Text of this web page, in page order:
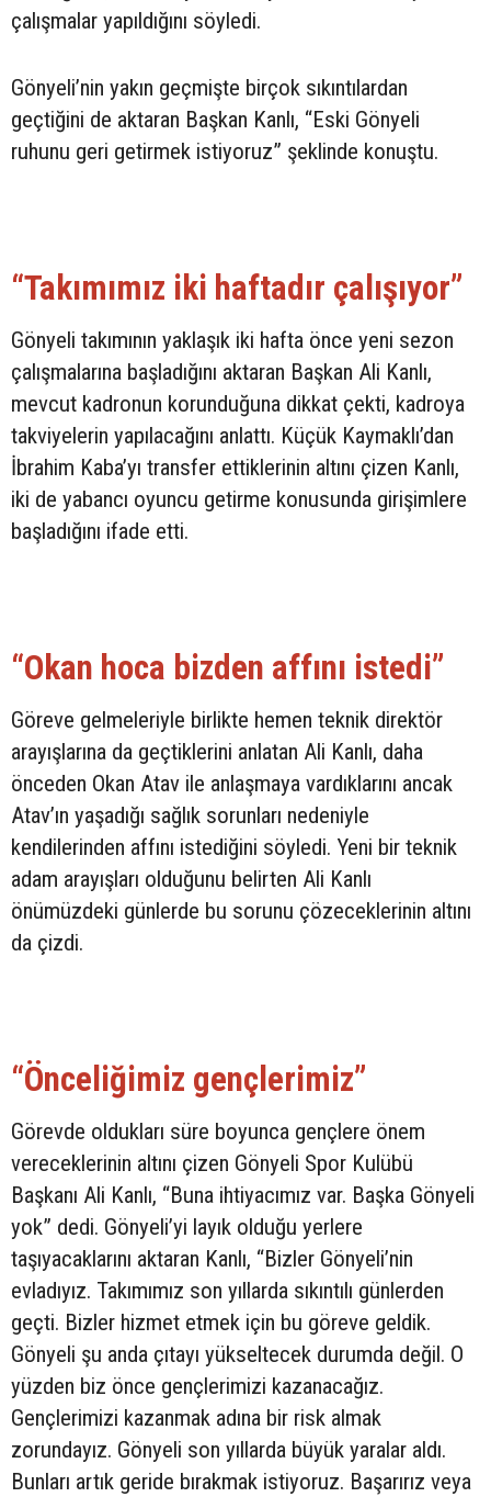
çalışmalar yapıldığını söyledi.
Gönyeli’nin yakın geçmişte birçok sıkıntılardan
geçtiğini de aktaran Başkan Kanlı, “Eski Gönyeli
ruhunu geri getirmek istiyoruz” şeklinde konuştu.
“Takımımız iki haftadır çalışıyor”
Gönyeli takımının yaklaşık iki hafta önce yeni sezon
çalışmalarına başladığını aktaran Başkan Ali Kanlı,
mevcut kadronun korunduğuna dikkat çekti, kadroya
takviyelerin yapılacağını anlattı. Küçük Kaymaklı’dan
İbrahim Kaba’yı transfer ettiklerinin altını çizen Kanlı,
iki de yabancı oyuncu getirme konusunda girişimlere
başladığını ifade etti.
“Okan hoca bizden affını istedi”
Göreve gelmeleriyle birlikte hemen teknik direktör
arayışlarına da geçtiklerini anlatan Ali Kanlı, daha
önceden Okan Atav ile anlaşmaya vardıklarını ancak
Atav’ın yaşadığı sağlık sorunları nedeniyle
kendilerinden affını istediğini söyledi. Yeni bir teknik
adam arayışları olduğunu belirten Ali Kanlı
önümüzdeki günlerde bu sorunu çözeceklerinin altını
da çizdi.
“Önceliğimiz gençlerimiz”
Görevde oldukları süre boyunca gençlere önem
vereceklerinin altını çizen Gönyeli Spor Kulübü
Başkanı Ali Kanlı, “Buna ihtiyacımız var. Başka Gönyeli
yok” dedi. Gönyeli’yi layık olduğu yerlere
taşıyacaklarını aktaran Kanlı, “Bizler Gönyeli’nin
evladıyız. Takımımız son yıllarda sıkıntılı günlerden
geçti. Bizler hizmet etmek için bu göreve geldik.
Gönyeli şu anda çıtayı yükseltecek durumda değil. O
yüzden biz önce gençlerimizi kazanacağız.
Gençlerimizi kazanmak adına bir risk almak
zorundayız. Gönyeli son yıllarda büyük yaralar aldı.
Bunları artık geride bırakmak istiyoruz. Başarırız veya